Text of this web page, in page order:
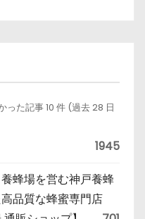
った記事 10 件 (過去 28 日
1945
蜂場を営む神戸養蜂
品質な蜂蜜専門店